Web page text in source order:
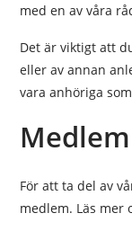
med en av våra
Det är viktigt att
eller av annan
vara anhöriga
Medlem
För att ta del av
medlem. Läs mer